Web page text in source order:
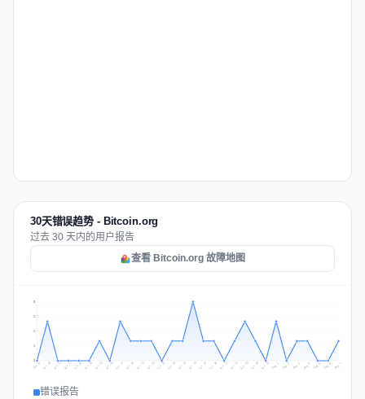
30天错误趋势 - Bitcoin.org
过去 30 天内的用户报告
查看 Bitcoin.org 故障地图
1
2
2
3
Jul 9 Jul 10 Jul 11 Jul 12 Jul 13 Jul 14 Jul 15 Jul 16 Jul 17 Jul 18 Jul 19 Jul 20 Jul 21 Jul 22 Jul 23 Jul 24 Jul 25 Jul 26 Jul 27 Jul 28 Jul 29 Jul 30 Jul 31 Aug 1 Aug 2 Aug 3 Aug 4 Aug 5 Aug 6 Aug 7
错误报告